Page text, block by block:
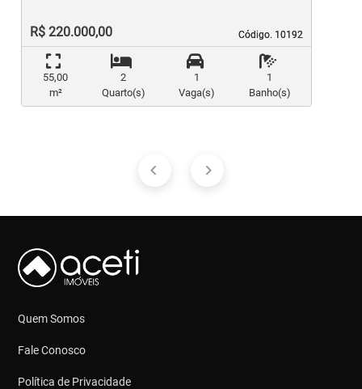
Código. 10192
Código. 10192
R$ 220.000,00
55,00
m²
2
Quarto(s)
1
Vaga(s)
1
Banho(s)
Quem Somos
Fale Conosco
Política de Privacidade